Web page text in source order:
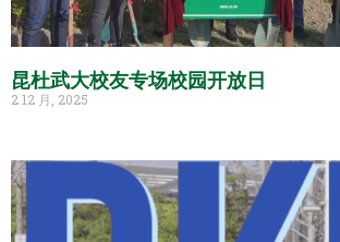
昆杜武大校友专场校园开放日
2 12 月, 2025